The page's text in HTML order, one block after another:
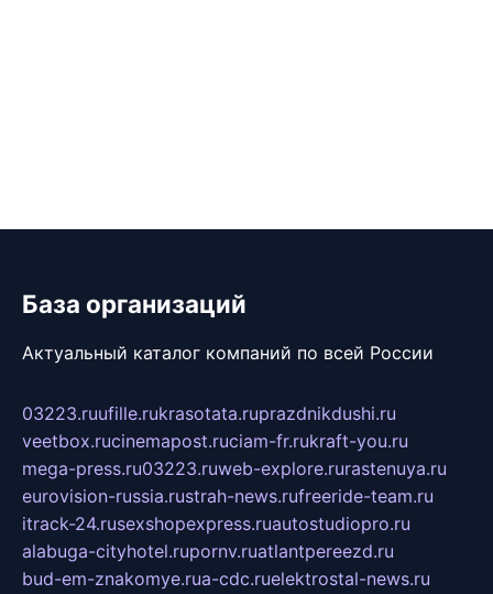
База организаций
Актуальный каталог компаний по всей России
03223.ruufille.rukrasotata.ruprazdnikdushi.ru
veetbox.rucinemapost.ruciam-fr.rukraft-you.ru
mega-press.ru03223.ruweb-explore.rurastenuya.ru
eurovision-russia.rustrah-news.rufreeride-team.ru
itrack-24.rusexshopexpress.ruautostudiopro.ru
alabuga-cityhotel.rupornv.ruatlantpereezd.ru
bud-em-znakomye.rua-cdc.ruelektrostal-news.ru